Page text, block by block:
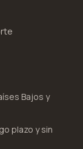
Bajos y
plazo y sin